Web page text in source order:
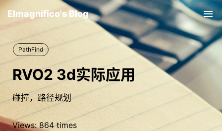
Elmagnifico's Blog
PathFind
RVO2 3d实际应用
碰撞，路径规划
Views:864times